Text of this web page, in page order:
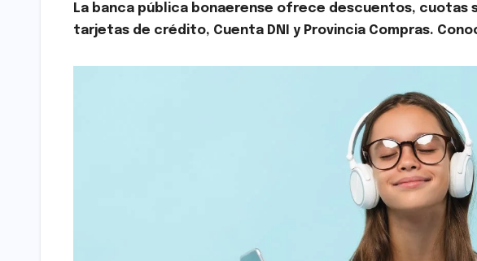
La banca pública bonaerense ofrece descuentos, cuotas
tarjetas de crédito, Cuenta DNI y Provincia Compras.